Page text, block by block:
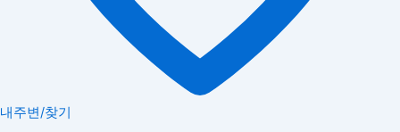
내주변/찾기